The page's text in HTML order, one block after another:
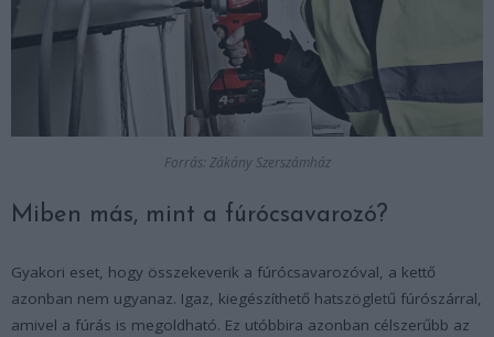
Forrás: Zákány Szerszámház
Miben más, mint a fúrócsavarozó?
Gyakori eset, hogy összekeverik a fúrócsavarozóval, a kettő
azonban nem ugyanaz. Igaz, kiegészíthető hatszögletű fúrószárral,
amivel a fúrás is megoldható. Ez utóbbira azonban célszerűbb az